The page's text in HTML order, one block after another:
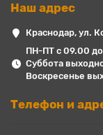
Наш адрес
Краснодар, ул.
ПН-ПТ с 09.00
Суббота
Воскресенье
Телефон и